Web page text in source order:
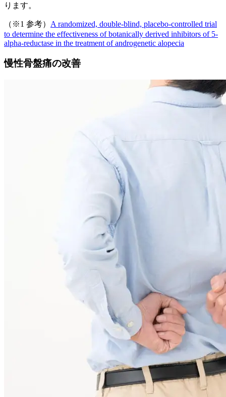
ります。
（※1 参考） A randomized, double-blind, placebo-controlled trial
to determine the effectiveness of botanically derived inhibitors of 5-
alpha-reductase in the treatment of androgenetic alopecia
慢性骨盤痛の改善